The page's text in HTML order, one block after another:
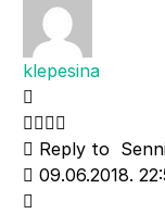
klepesina
Reply to
09.06.2018.